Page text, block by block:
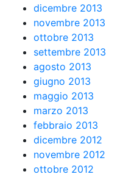
dicembre 2013
novembre 2013
ottobre 2013
settembre 2013
agosto 2013
giugno 2013
maggio 2013
marzo 2013
febbraio 2013
dicembre 2012
novembre 2012
ottobre 2012